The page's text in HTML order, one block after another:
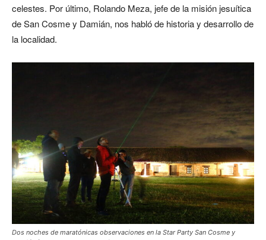
celestes. Por último, Rolando Meza, jefe de la misión jesuítica
de San Cosme y Damián, nos habló de historia y desarrollo de
la localidad.
Dos noches de maratónicas observaciones en la Star Party San Cosme y